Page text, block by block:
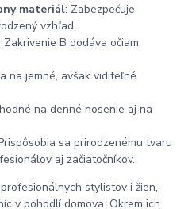
materiál: Zabezpečuje
vzhľad.
Zakrivenie B dodáva očiam
na jemné, avšak viditeľné
na denné nosenie aj na
sa prirodzenému tvaru
aj začiatočníkov.
stylistov i žien,
v pohodlí domova. Okrem ich